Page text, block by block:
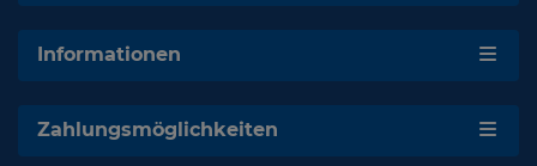
Informationen
Zahlungsmöglichkeiten